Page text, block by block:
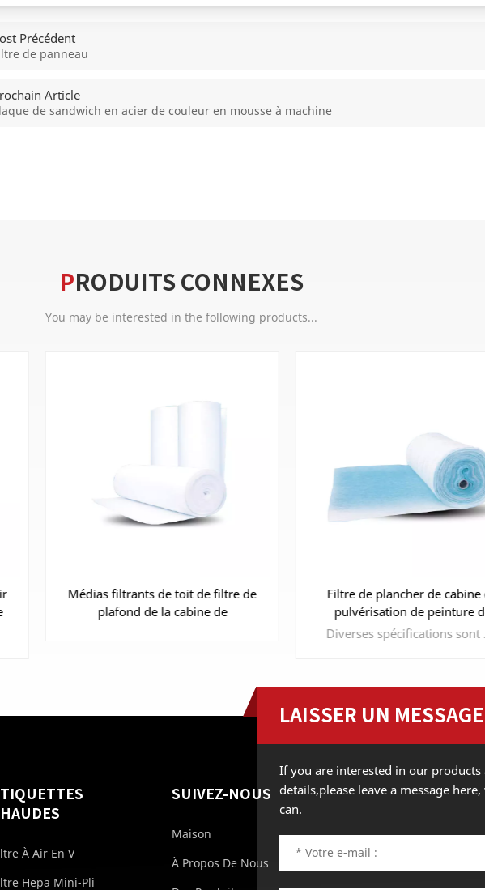
Précédent
de panneau
Article
de sandwich en acier de couleur en mousse à machine
PRODUITS CONNEXES
You may be interested in the following products...
filtrants de toit de filtre de
de la cabine de
F5 560g 600g
Filtre de plancher de cabine de
pulvérisation de peinture de
médias de fibre de verre
G3/G4/filtre d'échappement de
Diverses spécifications sont disponibles parmi lesquelles vous pouvez choisirFace avant et arrière facile à identifier
APPRENDRE ENCORE
PLUS
À Air En V
Hepa Mini-Pli
SUIVEZ-NOUS
Maison
À Propos De Nous
LAISSER UN MESSAGE
If you are interested in our
details,please leave a message
can.